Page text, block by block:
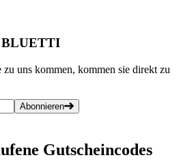
uns kommen, kommen sie direkt zu
Abonnieren
Gutscheincodes